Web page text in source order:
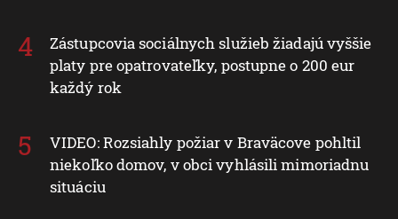
Zástupcovia sociálnych služieb žiadajú vyššie
platy pre opatrovateľky, postupne o 200 eur
každý rok
VIDEO: Rozsiahly požiar v Braväcove pohltil
niekoľko domov, v obci vyhlásili mimoriadnu
situáciu